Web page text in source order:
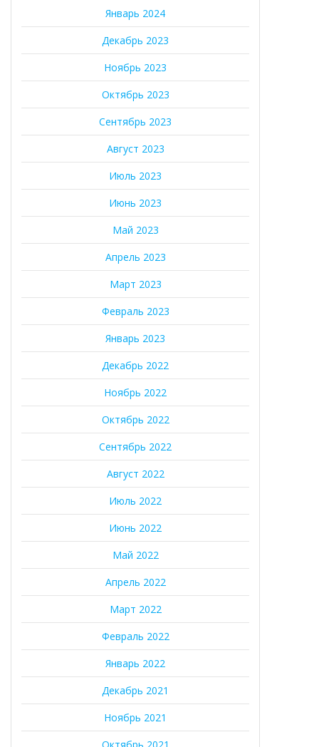
Январь 2024
Декабрь 2023
Ноябрь 2023
Октябрь 2023
Сентябрь 2023
Август 2023
Июль 2023
Июнь 2023
Май 2023
Апрель 2023
Март 2023
Февраль 2023
Январь 2023
Декабрь 2022
Ноябрь 2022
Октябрь 2022
Сентябрь 2022
Август 2022
Июль 2022
Июнь 2022
Май 2022
Апрель 2022
Март 2022
Февраль 2022
Январь 2022
Декабрь 2021
Ноябрь 2021